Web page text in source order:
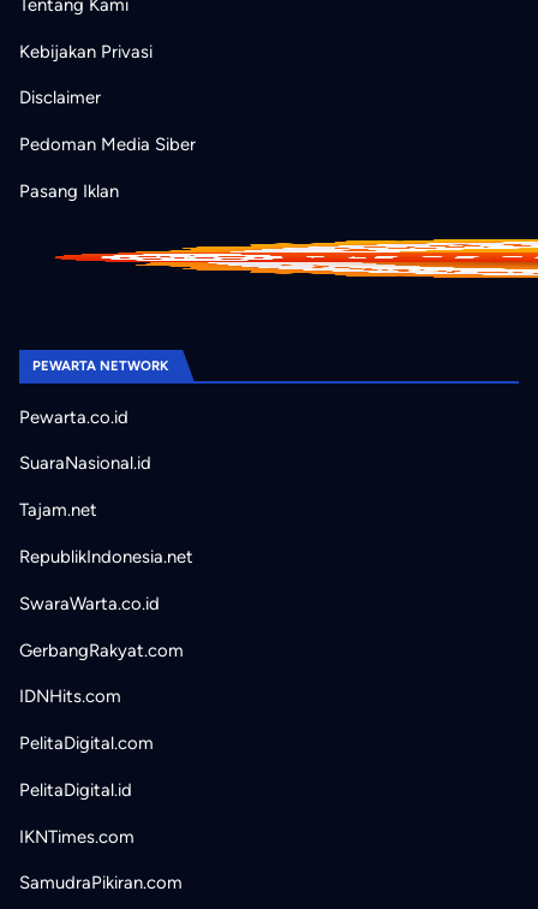
Tentang Kami
Kebijakan Privasi
Disclaimer
Pedoman Media Siber
Pasang Iklan
PEWARTA NETWORK
Pewarta.co.id
SuaraNasional.id
Tajam.net
RepublikIndonesia.net
SwaraWarta.co.id
GerbangRakyat.com
IDNHits.com
PelitaDigital.com
PelitaDigital.id
IKNTimes.com
SamudraPikiran.com